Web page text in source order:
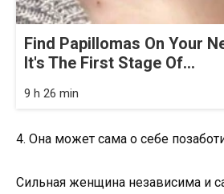
Find Papillomas On Your
It's The First Stage Of...
9 h 26 min
4. Она может сама о себе
Сильная женщина независима и